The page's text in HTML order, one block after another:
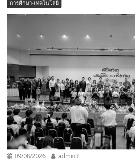
การศึกษา-เทคโนโลยี
09/08/2026 admin3